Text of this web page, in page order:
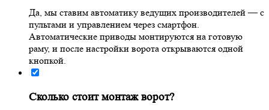
Да, мы ставим автоматику ведущих производителей — с
пультами и управлением через смартфон.
Автоматические приводы монтируются на готовую
раму, и после настройки ворота открываются одной
кнопкой.
Сколько стоит монтаж ворот?